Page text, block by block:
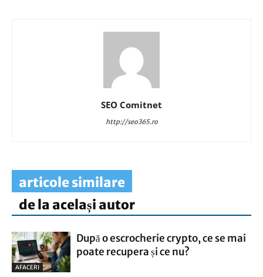
SEO Comitnet
http://seo365.ro
articole similare
de la același autor
AFACERI
După o escrocherie crypto, ce se mai
poate recupera și ce nu?